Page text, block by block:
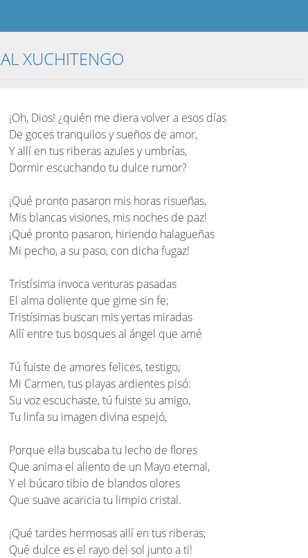
AL XUCHITENGO
¡Oh, Dios! ¿quién me diera volver a esos días
De goces tranquilos y sueños de amor,
Y allí en tus riberas azules y umbrías,
Dormir escuchando tu dulce rumor?
¡Qué pronto pasaron mis horas risueñas,
Mis blancas visiones, mis noches de paz!
¡Qué pronto pasaron, hiriendo halagüeñas
Mi pecho, a su paso, con dicha fugaz!
Tristísima invoca venturas pasadas
El alma doliente que gime sin fe;
Tristísimas buscan mis yertas miradas
Allí entre tus bosques al ángel que amé
Tú fuiste de amores felices, testigo;
Mi Carmen, tus playas ardientes pisó:
Su voz escuchaste, tú fuiste su amigo,
Tu linfa su imagen divina espejó,
Porque ella buscaba tu lecho de flores
Que anima el aliento de un Mayo eternal,
Y el búcaro tibio de blandos olores
Que suave acaricia tu limpio cristal.
¡Qué tardes hermosas allí en tus riberas;
Qué dulce es el rayo del sol junto a ti!